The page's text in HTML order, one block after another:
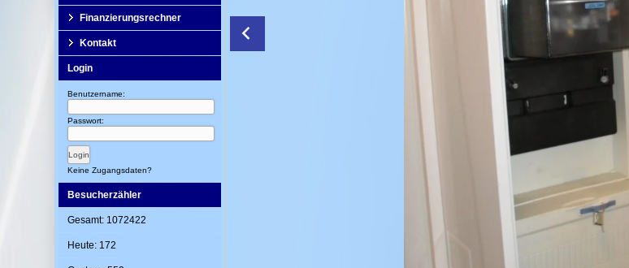
Finanzierungsrechner
Kontakt
Login
Benutzername:
Passwort:
Keine Zugangsdaten?
Besucherzähler
Gesamt: 1072422
Heute: 172